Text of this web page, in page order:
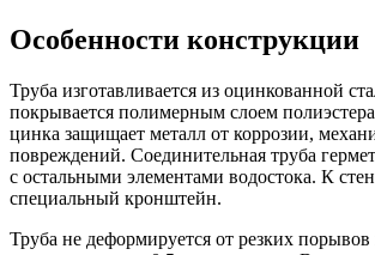
Особенности конструкции
Труба изготавливается из оцинкованной
покрывается полимерным слоем
цинка защищает металл от коррозии,
повреждений. Соединительная труба
с остальными элементами водостока. К
специальный кронштейн.
Труба не деформируется от резких порывов